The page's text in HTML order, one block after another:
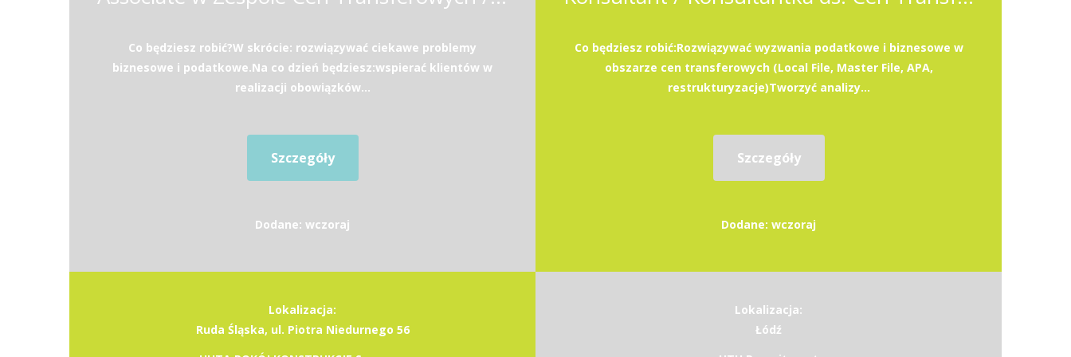
Co będziesz robić?W skrócie: rozwiązywać ciekawe problemy
biznesowe i podatkowe.Na co dzień będziesz:wspierać klientów w
realizacji obowiązków...
Szczegóły
Dodane: wczoraj
Co będziesz robić:Rozwiązywać wyzwania podatkowe i biznesowe w
obszarze cen transferowych (Local File, Master File, APA,
restrukturyzacje)Tworzyć analizy...
Szczegóły
Dodane: wczoraj
Lokalizacja:
Ruda Śląska, ul. Piotra Niedurnego 56
Lokalizacja:
Łódź